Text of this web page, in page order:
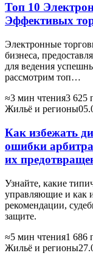
Топ 10
Эффективых
Электронные
бизнеса,
для ведения
рассмотрим топ…
≈3 мин чтения3 625
Жильё и регионы
Как избежать
ошибки
их
Узнайте, какие
управляющие и как
рекомендации,
защите.
≈5 мин чтения1 686
Жильё и регионы